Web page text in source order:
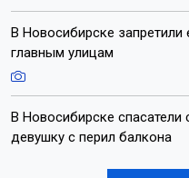
В Новосибирске запретили
главным улицам
В Новосибирске
девушку с перил балкона